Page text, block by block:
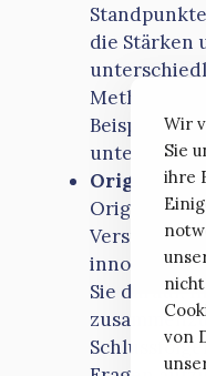
die Stärken
Methoden
Beispiele,
Originalität
Originalität
Versuchen
innovative
Sie darauf,
Wir
Sie
ihre
von